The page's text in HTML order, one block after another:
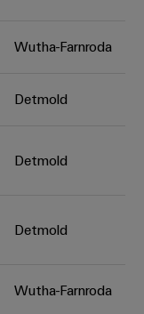
Entwicklung
Wutha-Farnroda
Detmold
Detmold
Detmold
Wutha-Farnroda